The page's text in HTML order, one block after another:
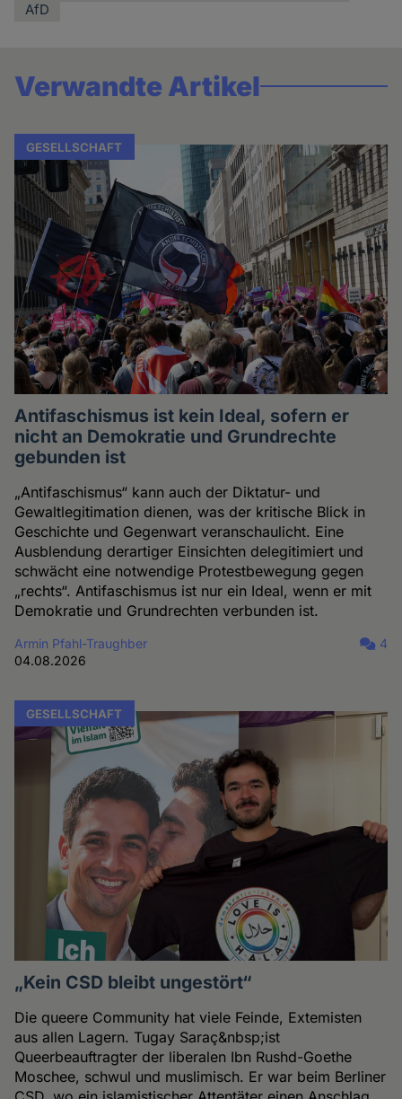
AfD
Verwandte Artikel
GESELLSCHAFT
Antifaschismus ist kein Ideal, sofern er
nicht an Demokratie und Grundrechte
gebunden ist
„Antifaschismus“ kann auch der Diktatur- und
Gewaltlegitimation dienen, was der kritische Blick in
Geschichte und Gegenwart veranschaulicht. Eine
Ausblendung derartiger Einsichten delegitimiert und
schwächt eine notwendige Protestbewegung gegen
„rechts“. Antifaschismus ist nur ein Ideal, wenn er mit
Demokratie und Grundrechten verbunden ist.
Armin Pfahl-Traughber
04.08.2026
4
GESELLSCHAFT
„Kein CSD bleibt ungestört“
Die queere Community hat viele Feinde, Extemisten
aus allen Lagern. Tugay Saraç&nbsp;ist
Queerbeauftragter der liberalen Ibn Rushd-Goethe
Moschee, schwul und muslimisch. Er war beim Berliner